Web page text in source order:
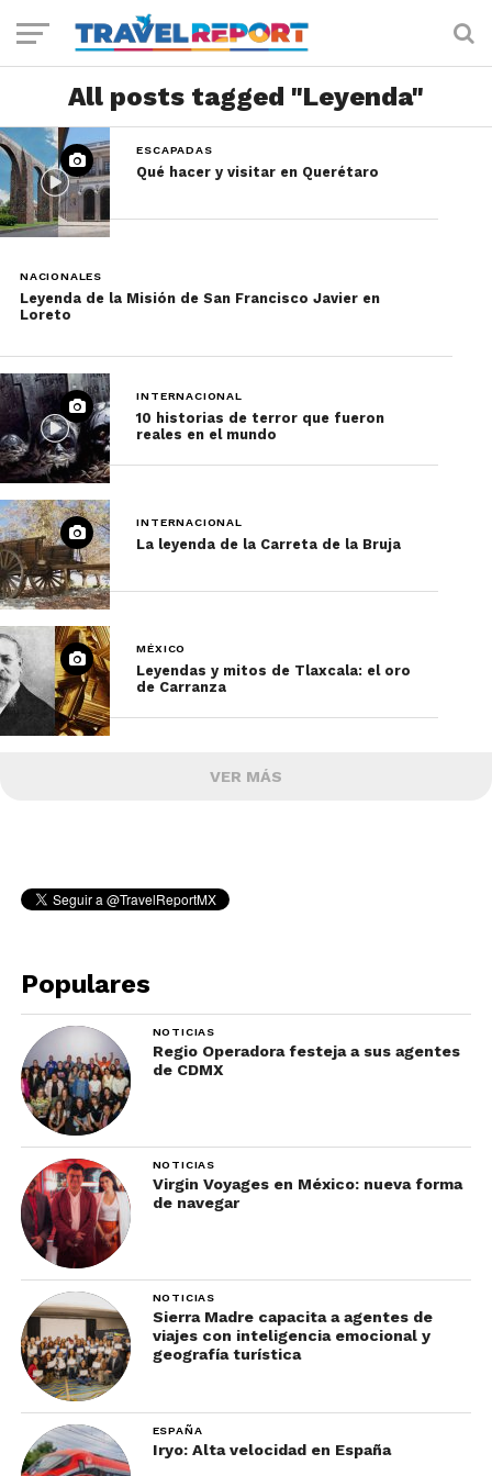
All posts tagged "Leyenda"
ESCAPADAS
Qué hacer y visitar en Querétaro
NACIONALES
Leyenda de la Misión de San Francisco Javier en
Loreto
INTERNACIONAL
10 historias de terror que fueron
reales en el mundo
INTERNACIONAL
La leyenda de la Carreta de la Bruja
MÉXICO
Leyendas y mitos de Tlaxcala: el oro
de Carranza
VER MÁS
Populares
NOTICIAS
Regio Operadora festeja a sus agentes
de CDMX
NOTICIAS
Virgin Voyages en México: nueva forma
de navegar
NOTICIAS
Sierra Madre capacita a agentes de
viajes con inteligencia emocional y
geografía turística
ESPAÑA
Iryo: Alta velocidad en España